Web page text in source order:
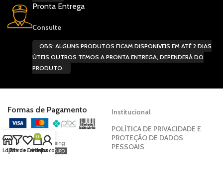
Pronta Entrega
Consulte
OBS: ALGUNS PRODUTOS FICAM DISPONIVEIS EM ATÉ 2 DIAS
ÚTEIS OUTROS TEMOS A PRONTA ENTREGA, DEPENDERÁ DO
PRODUTO.
Formas de Pagamento
Institucional
POLÍTICA DE PRIVACIDADE E
PROTEÇÃO DE DADOS
PESSOAIS
LojaFiltros
Lista de Desejos
0
Carrinho
Minha conta